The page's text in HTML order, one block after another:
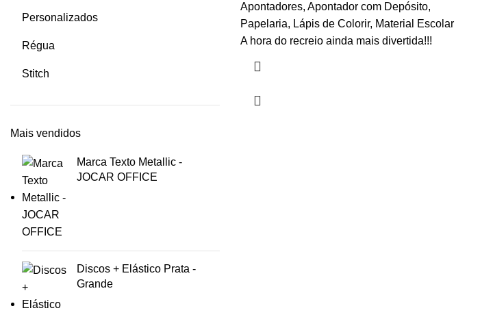
Personalizados
Régua
Stitch
Mais vendidos
Marca Texto Metallic -
JOCAR OFFICE
Discos + Elástico Prata -
Grande
Apontadores, Apontador com Depósito,
Papelaria, Lápis de Colorir, Material Escolar
A hora do recreio ainda mais divertida!!!